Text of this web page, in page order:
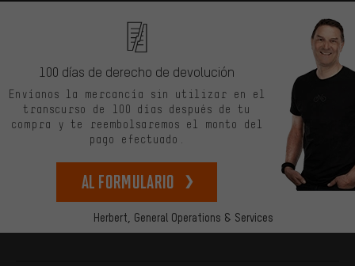
Herbert, General Operations & Services
100 días de derecho de devolución
Envíanos la mercancía sin utilizar en el
transcurso de 100 días después de tu
compra y te reembolsaremos el monto del
pago efectuado.
Al formulario